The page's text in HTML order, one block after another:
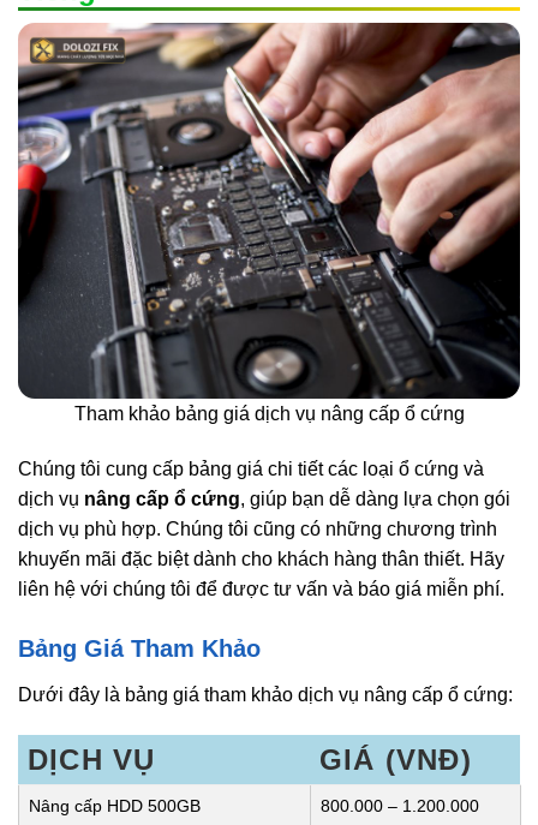
Tham khảo bảng giá dịch vụ nâng cấp ổ cứng
Chúng tôi cung cấp bảng giá chi tiết các loại ổ cứng và
dịch vụ nâng cấp ổ cứng, giúp bạn dễ dàng lựa chọn gói
dịch vụ phù hợp. Chúng tôi cũng có những chương trình
khuyến mãi đặc biệt dành cho khách hàng thân thiết. Hãy
liên hệ với chúng tôi để được tư vấn và báo giá miễn phí.
Bảng Giá Tham Khảo
Dưới đây là bảng giá tham khảo dịch vụ nâng cấp ổ cứng:
DỊCH VỤ GIÁ (VNĐ)
Nâng cấp HDD 500GB 800.000 – 1.200.000